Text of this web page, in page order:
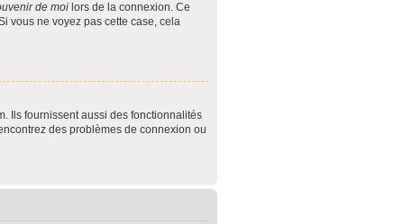
de moilors de la connexion. Ce
vous ne voyez pas cette case, cela
Ils fournissent aussi des fonctionnalités
des problèmes de connexion ou